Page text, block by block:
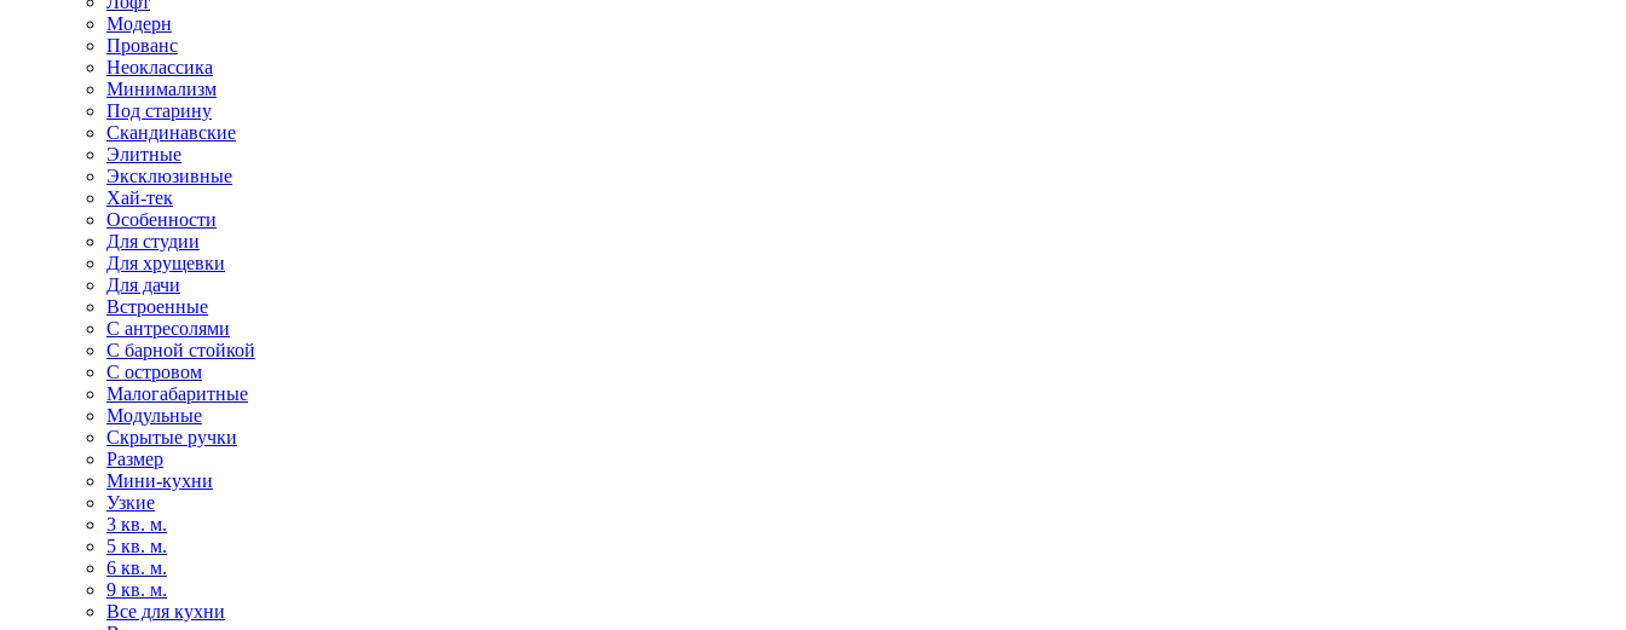
Модерн
Прованс
Неоклассика
Минимализм
Под старину
Скандинавские
Элитные
Эксклюзивные
Хай-тек
Особенности
Для студии
Для хрущевки
Для дачи
Встроенные
С антресолями
С барной стойкой
С островом
Малогабаритные
Модульные
Скрытые ручки
Размер
Мини-кухни
Узкие
3 кв. м.
5 кв. м.
6 кв. м.
9 кв. м.
Все для кухни